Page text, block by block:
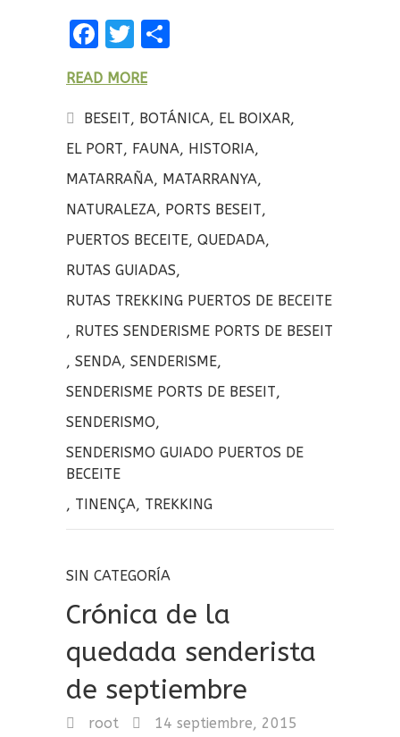
F
ce
b
o
o
k
T
it
te
r
p
a
rt
ir
READ MORE
BESEIT, BOTÁNICA, EL BOIXAR,
EL PORT, FAUNA, HISTORIA,
MATARRAÑA, MATARRANYA,
NATURALEZA, PORTS BESEIT,
PUERTOS BECEITE, QUEDADA,
RUTAS GUIADAS,
RUTAS TREKKING PUERTOS DE BECEITE
, RUTES SENDERISME PORTS DE BESEIT
, SENDA, SENDERISME,
SENDERISME PORTS DE BESEIT,
SENDERISMO,
SENDERISMO GUIADO PUERTOS DE
BECEITE
, TINENÇA, TREKKING
SIN CATEGORÍA
Crónica de la
quedada senderista
de septiembre
root
14 septiembre, 2015